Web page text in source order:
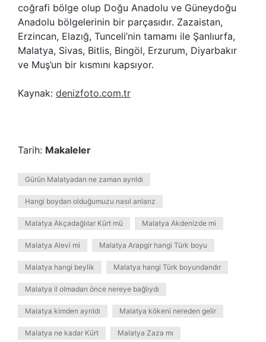
coğrafi bölge olup Doğu Anadolu ve Güneydoğu
Anadolu bölgelerinin bir parçasıdır. Zazaistan,
Erzincan, Elazığ, Tunceli’nin tamamı ile Şanlıurfa,
Malatya, Sivas, Bitlis, Bingöl, Erzurum, Diyarbakır
ve Muş’un bir kısmını kapsıyor.
Kaynak: denizfoto.com.tr
Tarih: Makaleler
Gürün Malatyadan ne zaman ayrıldı
Hangi boydan olduğumuzu nasıl anlarız
Malatya Akçadağlılar Kürt mü Malatya Akdenizde mi
Malatya Alevi mi Malatya Arapgir hangi Türk boyu
Malatya hangi beylik Malatya hangi Türk boyundandır
Malatya il olmadan önce nereye bağlıydı
Malatya kimden ayrıldı Malatya kökeni nereden gelir
Malatya ne kadar Kürt Malatya Zaza mı